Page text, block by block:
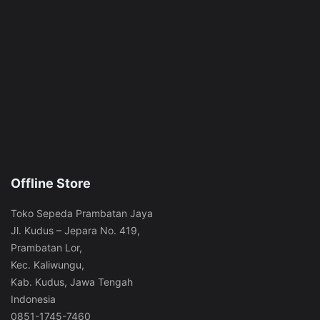
Offline Store
Toko Sepeda Prambatan Jaya
Jl. Kudus – Jepara No. 419,
Prambatan Lor,
Kec. Kaliwungu,
Kab. Kudus, Jawa Tengah
Indonesia
0851-1745-7460